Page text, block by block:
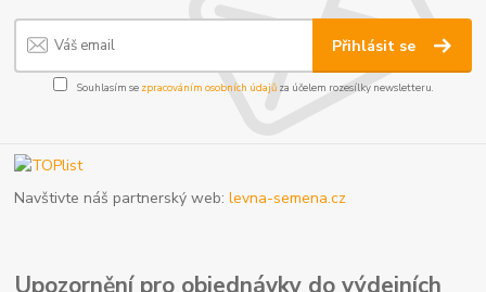
Přihlásit se
Souhlasím se zpracováním osobních údajůza účelem rozesílky newsletteru.
Navštivte náš partnerský web:levna-semena.cz
Upozornění pro objednávky do výdejních